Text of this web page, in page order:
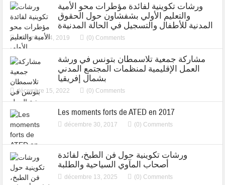
ورشات تكوينية لفائدة مؤطرات محو الأمية
والتعليم الأولي بشفشاون حول الحقوق
المدنية للأطفال والتسجيل في الحالة المدنيةة
novembre 04, 2019 (0) Comments
مشاركة جمعية تلاسمطان بتونس في ورشة
العمل الإقليمية لمنظمات المجتمع المدني
بشمال إفريقيا
décembre 15, 2022 (0) Comments
Les moments forts de ATED en 2017
décembre 30, 2017 (0) Comments
ورشات تكوينية حول فن الطبخ، لفائدة
أصحاب المآوي السياحية والطلبة
décembre 13, 2025 (0) Comments